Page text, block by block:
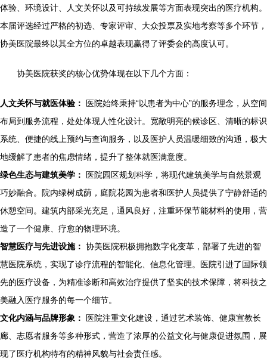
体验、环境设计、人文关怀以及可持续发展等方面表现突出的医疗机构。
本届评选经过严格的初选、专家评审、大众投票及实地考察等多个环节，
协美医院最终以其全方位的卓越表现赢得了评委会的高度认可。
协美医院获奖的核心优势体现在以下几个方面：
人文关怀与就医体验：
医院始终秉持“以患者为中心”的服务理念，从空间
布局到服务流程，处处体现人性化设计。宽敞明亮的候诊区、清晰的标识
系统、便捷的线上预约与查询服务，以及医护人员温暖细致的沟通，极大
地缓解了患者的焦虑情绪，提升了整体就医满意度。
绿色生态与建筑美学：
医院园区规划科学，将现代建筑美学与自然景观
巧妙融合。院内绿树成荫，庭院花园为患者和医护人员提供了宁静舒适的
休憩空间。建筑内部采光充足，通风良好，注重环保节能材料的使用，营
造了一个健康、疗愈的物理环境。
智慧医疗与先进设施： 协美医院积极拥抱数字化变革，部署了先进的智
慧医院系统，实现了诊疗流程的智能化、信息化管理。医院引进了国际领
先的医疗设备，为精准诊断和高效治疗提供了坚实的技术保障，将科技之
美融入医疗服务的每一个细节。
文化内涵与品牌形象：
医院注重文化建设，通过艺术装饰、健康宣教长
廊、志愿者服务等多种形式，营造了浓厚的公益文化与健康促进氛围，展
现了医疗机构特有的精神风貌与社会责任感。